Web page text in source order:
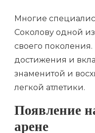
Многие
Соколову одной
своего
достижения и
знаменитой и
легкой атлетики.
Появление
арене